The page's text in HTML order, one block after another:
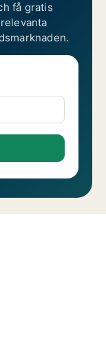
få gratis